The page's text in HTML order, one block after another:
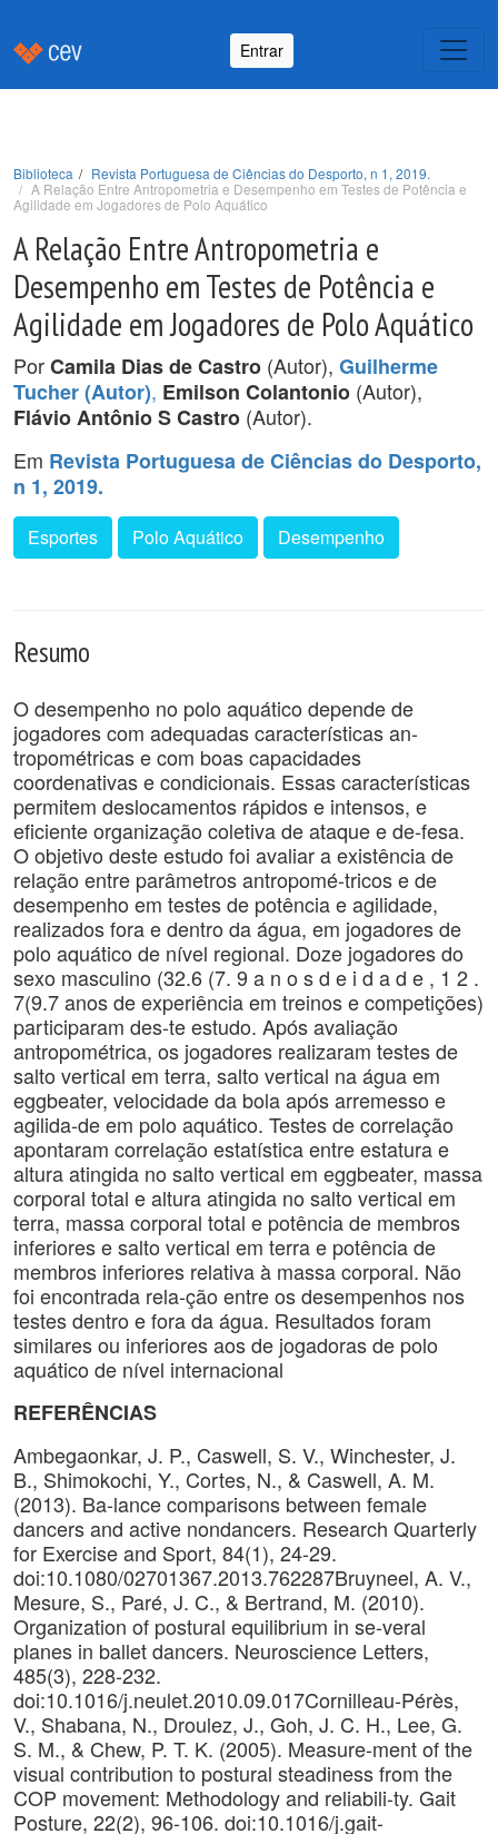
Entrar
Biblioteca
Revista Portuguesa de Ciências do Desporto, n 1, 2019.
A Relação Entre Antropometria e Desempenho em Testes de Potência e
Agilidade em Jogadores de Polo Aquático
A Relação Entre Antropometria e
Desempenho em Testes de Potência e
Agilidade em Jogadores de Polo Aquático
PorCamila Dias de Castro (Autor), Guilherme
Tucher (Autor), Emilson Colantonio (Autor),
Flávio Antônio S Castro (Autor).
Em Revista Portuguesa de Ciências do Desporto,
n 1, 2019.
Esportes Polo Aquático Desempenho
Resumo
O desempenho no polo aquático depende de
jogadores com adequadas características an-
tropométricas e com boas capacidades
coordenativas e condicionais. Essas características
permitem deslocamentos rápidos e intensos, e
eficiente organização coletiva de ataque e de-fesa.
O objetivo deste estudo foi avaliar a existência de
relação entre parâmetros antropomé-tricos e de
desempenho em testes de potência e agilidade,
realizados fora e dentro da água, em jogadores de
polo aquático de nível regional. Doze jogadores do
sexo masculino (32.6 (7. 9 a n o s d e i d a d e , 1 2 .
7(9.7 anos de experiência em treinos e competições)
participaram des-te estudo. Após avaliação
antropométrica, os jogadores realizaram testes de
salto vertical em terra, salto vertical na água em
eggbeater, velocidade da bola após arremesso e
agilida-de em polo aquático. Testes de correlação
apontaram correlação estatística entre estatura e
altura atingida no salto vertical em eggbeater, massa
corporal total e altura atingida no salto vertical em
terra, massa corporal total e potência de membros
inferiores e salto vertical em terra e potência de
membros inferiores relativa à massa corporal. Não
foi encontrada rela-ção entre os desempenhos nos
testes dentro e fora da água. Resultados foram
similares ou inferiores aos de jogadoras de polo
aquático de nível internacional
REFERÊNCIAS
Ambegaonkar, J. P., Caswell, S. V., Winchester, J.
B., Shimokochi, Y., Cortes, N., & Caswell, A. M.
(2013). Ba-lance comparisons between female
dancers and active nondancers. Research Quarterly
for Exercise and Sport, 84(1), 24-29.
doi:10.1080/02701367.2013.762287Bruyneel, A. V.,
Mesure, S., Paré, J. C., & Bertrand, M. (2010).
Organization of postural equilibrium in se-veral
planes in ballet dancers. Neuroscience Letters,
485(3), 228-232.
doi:10.1016/j.neulet.2010.09.017Cornilleau-Pérès,
V., Shabana, N., Droulez, J., Goh, J. C. H., Lee, G.
S. M., & Chew, P. T. K. (2005). Measure-ment of the
visual contribution to postural steadiness from the
COP movement: Methodology and reliabili-ty. Gait
Posture, 22(2), 96-106. doi:10.1016/j.gait-